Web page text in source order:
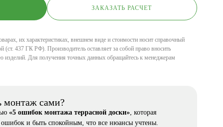
ЗАКАЗАТЬ РАСЧЕТ
их характеристиках, внешнем виде и стоимости носит справочный
(ст. 437 ГК РФ). Производитель оставляет за собой право вносить
изделий. Для получения точных данных обращайтесь к менеджерам
монтаж сами?
«5 ошибок монтажа террасной доски», которая
и быть спокойным, что все нюансы учтены.